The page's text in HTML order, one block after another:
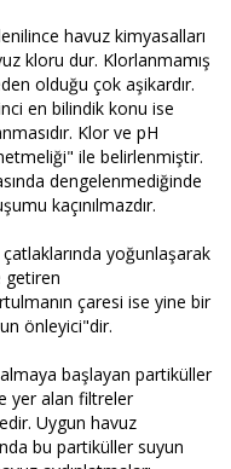
havuz kimyasalları
kloru dur. Klorlanmamış
olduğu çok aşikardır.
en bilindik konu ise
Klor ve pH
ile belirlenmiştir.
dengelenmediğinde
kaçınılmazdır.
yoğunlaşarak
getiren
çaresi ise yine bir
önleyici"dir.
başlayan partiküller
yer alan filtreler
Uygun havuz
bu partiküller suyun